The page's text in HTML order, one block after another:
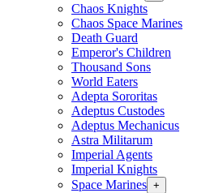
Chaos Knights
Chaos Space Marines
Death Guard
Emperor's Children
Thousand Sons
World Eaters
Adepta Sororitas
Adeptus Custodes
Adeptus Mechanicus
Astra Militarum
Imperial Agents
Imperial Knights
Space Marines +